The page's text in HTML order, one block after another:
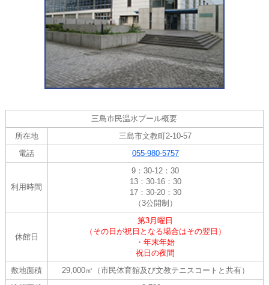
三島市民温水プール概要
所在地
三島市文教町2-10-57
電話
055-980-5757
利用時間
9：30-12：30
13：30-16：30
17：30-20：30
（3公開制）
休館日
第3月曜日
（その日が祝日となる場合はその翌日）
・年末年始
祝日の夜間
敷地面積
29,000㎡（市民体育館及び文教テニスコートと共有）